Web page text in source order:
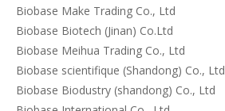
Biobase Make Trading Co., Ltd
Biobase Biotech (Jinan) Co.Ltd
Biobase Meihua Trading Co., Ltd
Biobase scientifique (Shandong) Co., Ltd
Biobase Biodustry (shandong) Co., Ltd